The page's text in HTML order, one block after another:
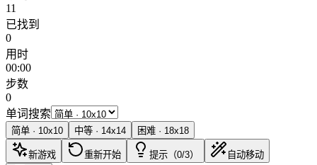
11
已找到
0
用时
00:00
步数
0
单词搜索
简单 · 10x10 中等 · 14x14 困难 · 18x18
新游戏 重新开始 提示（0/3） 自动移动